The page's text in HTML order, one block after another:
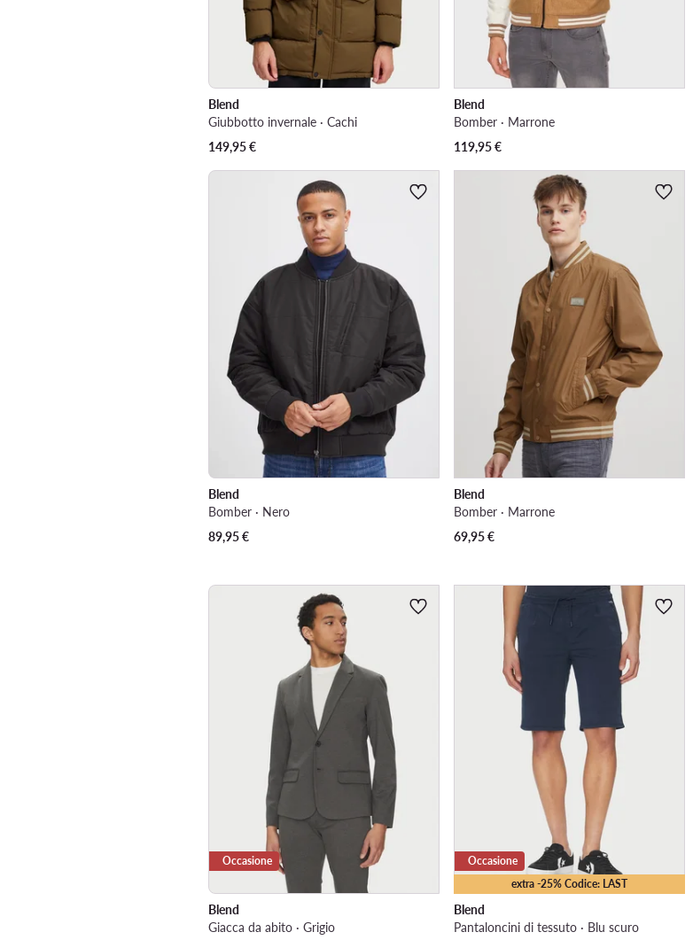
Blend
Giubbotto invernale · Cachi
149,95€
Blend
Bomber · Marrone
119,95€
Blend
Bomber · Nero
89,95€
Blend
Bomber · Marrone
69,95€
Occasione
Blend
Giacca da abito · Grigio
extra -25% Codice: LAST
Occasione
Blend
Pantaloncini di tessuto · Blu scuro